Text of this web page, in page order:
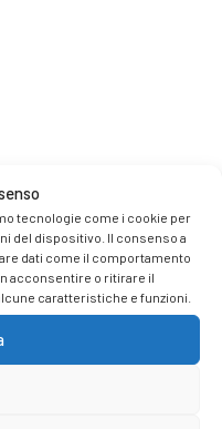
tecnologie come i cookie per
del dispositivo. Il consenso a
dati come il comportamento
acconsentire o ritirare il
caratteristiche e funzioni.